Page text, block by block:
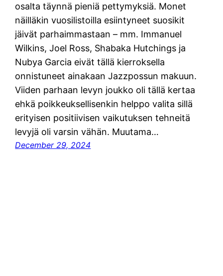
osalta täynnä pieniä pettymyksiä. Monet
näilläkin vuosilistoilla esiintyneet suosikit
jäivät parhaimmastaan – mm. Immanuel
Wilkins, Joel Ross, Shabaka Hutchings ja
Nubya Garcia eivät tällä kierroksella
onnistuneet ainakaan Jazzpossun makuun.
Viiden parhaan levyn joukko oli tällä kertaa
ehkä poikkeuksellisenkin helppo valita sillä
erityisen positiivisen vaikutuksen tehneitä
levyjä oli varsin vähän. Muutama…
December 29, 2024